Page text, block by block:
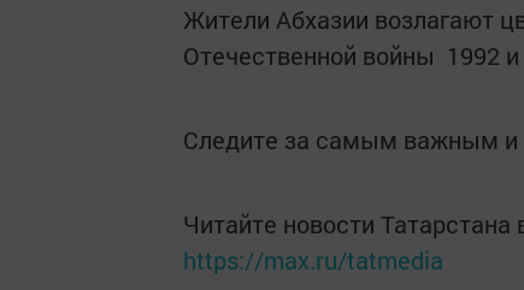
Жители Абхазии возлагают
Отечественной войны 1992 и
Следите за самым важным и
Читайте новости
https://max.ru/tatmedia